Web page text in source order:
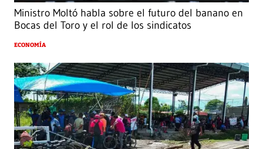
Ministro Moltó habla sobre el futuro del banano en
Bocas del Toro y el rol de los sindicatos
ECONOMÍA